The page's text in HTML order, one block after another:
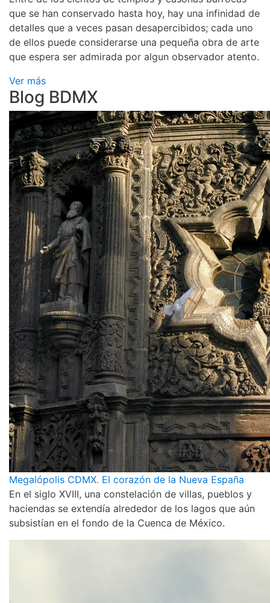
que se han conservado hasta hoy, hay una infinidad de
detalles que a veces pasan desapercibidos; cada uno
de ellos puede considerarse una pequeña obra de arte
que espera ser admirada por algun observador atento.
Ver más
Blog BDMX
Megalópolis CDMX. El corazón de la Nueva España
En el siglo XVIII, una constelación de villas, pueblos y
haciendas se extendía alrededor de los lagos que aún
subsistían en el fondo de la Cuenca de México.